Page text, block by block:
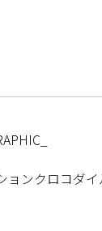
ンクロコダイ